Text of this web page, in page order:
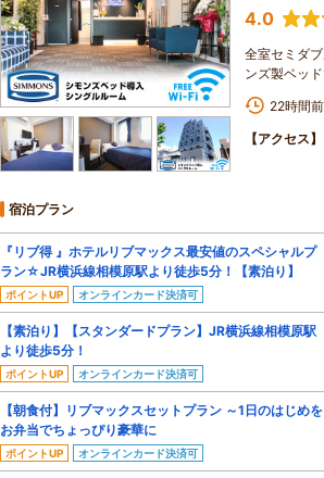
4.0
全室セミダ
ンズ製ベッ
22時間
【アクセス】
宿泊プラン
『リブ得 』ホテルリブマックス最安値のスペシャルプ
ラン☆JR横浜線相模原駅より徒歩5分！【素泊り】
ポイントUP オンラインカード決済可
【素泊り】【スタンダードプラン】JR横浜線相模原駅
より徒歩5分！
ポイントUP オンラインカード決済可
【朝食付】リブマックスセットプラン ～1日のはじめを
お弁当でちょっぴり豪華に
ポイントUP オンラインカード決済可